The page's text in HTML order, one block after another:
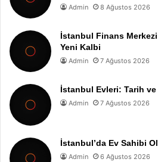
Admin 8 Ağustos 2026
İstanbul Finans
Yeni Kalbi
Admin 7 Ağustos 2026
İstanbul Evleri: Tarih
Admin 7 Ağustos 2026
İstanbul’da Ev Sahibi
Admin 6 Ağustos 2026